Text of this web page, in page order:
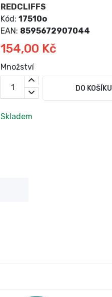
REDCLIFFS
Kód: 17510o
EAN: 8595672907044
154,00 Kč
Množství
DO KOŠÍKU
Skladem